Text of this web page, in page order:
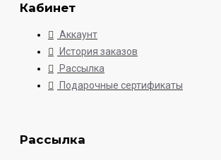
Кабинет
Аккаунт
История заказов
Рассылка
Подарочные сертификаты
Рассылка